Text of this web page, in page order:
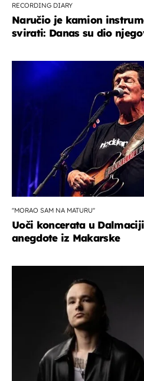
RECORDING DIARY
Naručio je kamion
svirati: Danas su dio
''MORAO SAM NA MATURU''
Uoči koncerata u
anegdote iz Makarske